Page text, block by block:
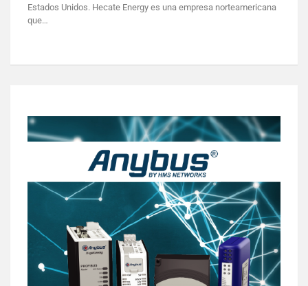
Estados Unidos. Hecate Energy es una empresa norteamericana
que…